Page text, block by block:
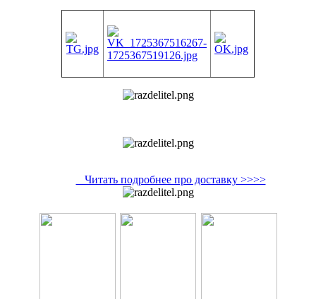
Читать подробнее про доставку >>>>